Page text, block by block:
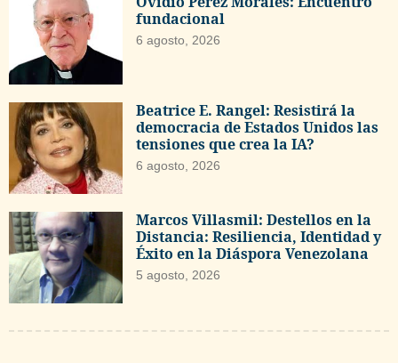
fundacional
6 agosto, 2026
Beatrice E. Rangel: Resistirá la
democracia de Estados Unidos las
tensiones que crea la IA?
6 agosto, 2026
Marcos Villasmil: Destellos en la
Distancia: Resiliencia, Identidad y
Éxito en la Diáspora Venezolana
5 agosto, 2026